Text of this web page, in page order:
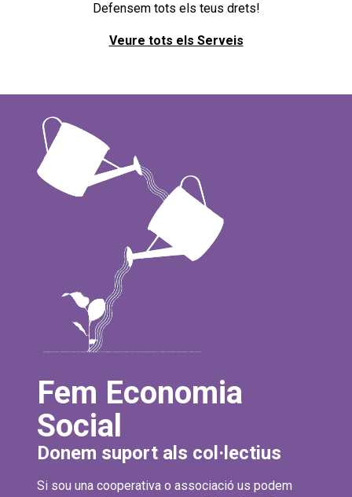
Defensem tots els teus drets!
Veure tots els Serveis
Fem Economia
Social
Donem suport als col·lectius
Si sou una cooperativa o associació us podem